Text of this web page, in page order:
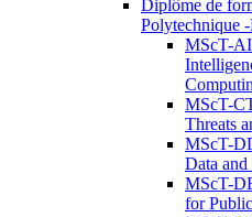
Diplôme de
Polytechnique
MScT-
MScT-
Threats
MScT-
Data
MScT-
for